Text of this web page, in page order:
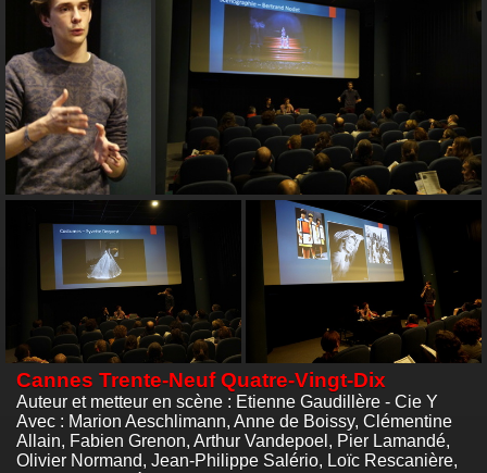
Cannes Trente-Neuf Quatre-Vingt-Dix
Auteur et metteur en scène : Etienne Gaudillère - Cie Y
Avec : Marion Aeschlimann, Anne de Boissy, Clémentine
Allain, Fabien Grenon, Arthur Vandepoel, Pier Lamandé,
Olivier Normand, Jean-Philippe Salério, Loïc Rescanière,